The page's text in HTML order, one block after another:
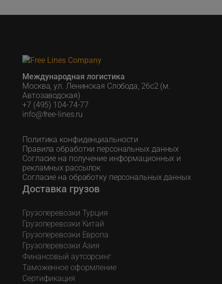
Международная логистика
Москва, ул. Ленинская Слобода, 26с2 (м.
Автозаводская)
+7 (495) 104-74-77
info@free-lines.ru
Политика конфиденциальности
Правила обработки персональных данных
Согласие на получение информационных и
рекламных рассылок
Согласие на обработку персональных данных
Доставка грузов
Грузоперевозки Турция
Грузоперевозки Китай
Грузоперевозки Европа
Грузоперевозки Азия
Финансовый аутсорсинг
Таможенное оформление
Сертификация